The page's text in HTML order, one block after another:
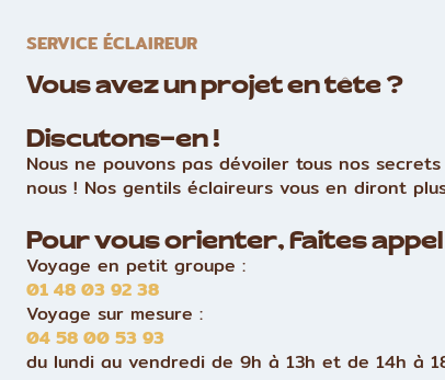
SERVICE ÉCLAIREUR
Vous avez un projet en tête ?
Discutons-en !
Nous ne pouvons pas dévoiler tous nos
nous ! Nos gentils éclaireurs vous en diront
Pour vous orienter, faites appel
Voyage en petit groupe :
01 48 03 92 38
Voyage sur mesure :
04 58 00 53 93
du lundi au vendredi de 9h à 13h et de 14h à